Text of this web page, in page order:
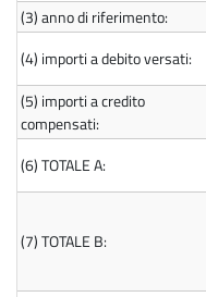
(3)anno di riferimento:
(4) importi a debito versati:
(5) importi a credito
compensati:
(6)TOTALE A:
(7)TOTALE B: